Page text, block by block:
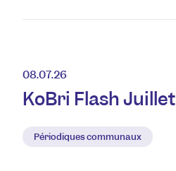
08.07.26
KoBri Flash Juillet
Périodiques communaux